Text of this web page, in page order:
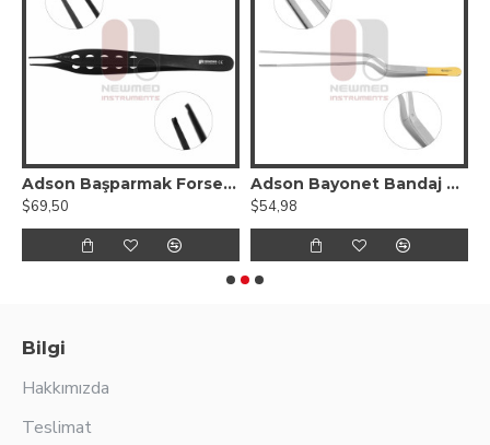
Adson Başparmak Forsepsi - Hafif Delikli Sap
$69,50
Adson Bayonet Bandaj Penseti - Tungsten Karbür
$54,98
Bilgi
Hakkımızda
Teslimat